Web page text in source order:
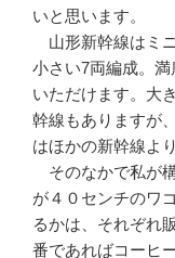
いと思います。
山形新幹線はミ
小さい7両編成。
いただけます。大
幹線もありますが
はほかの新幹線よ
そのなかで私が
が４０センチのワ
るかは、それぞれ
番であればコーヒ